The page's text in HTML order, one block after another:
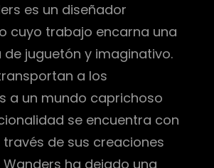
es un diseñador
cuyo trabajo encarna una
de juguetón y imaginativo.
a los
a un mundo caprichoso
se encuentra con
de sus creaciones
ha dejado una